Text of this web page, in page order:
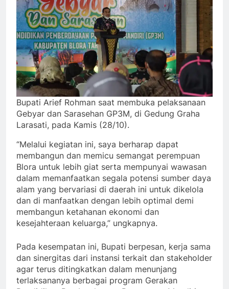
Bupati Arief Rohman saat membuka pelaksanaan
Gebyar dan Sarasehan GP3M, di Gedung Graha
Larasati, pada Kamis (28/10).
“Melalui kegiatan ini, saya berharap dapat
membangun dan memicu semangat perempuan
Blora untuk lebih giat serta mempunyai wawasan
dalam memanfaatkan segala potensi sumber daya
alam yang bervariasi di daerah ini untuk dikelola
dan di manfaatkan dengan lebih optimal demi
membangun ketahanan ekonomi dan
kesejahteraan keluarga,” ungkapnya.
Pada kesempatan ini, Bupati berpesan, kerja sama
dan sinergitas dari instansi terkait dan stakeholder
agar terus ditingkatkan dalam menunjang
terlaksananya berbagai program Gerakan